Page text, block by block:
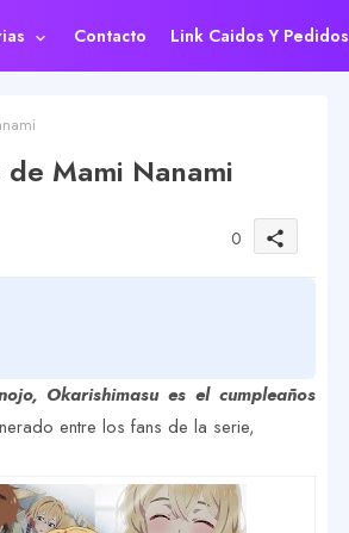
Contacto Link Caidos Y Pedidos
Mami Nanami
0 share
Okarishimasu es el cumpleaños
entre los fans de la serie,